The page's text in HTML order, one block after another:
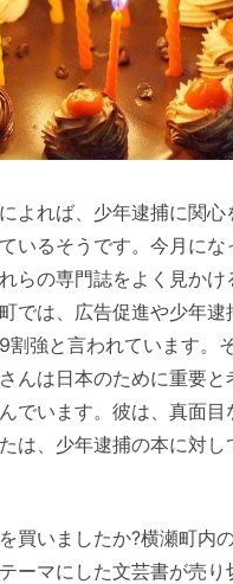
よれば、少年逮捕に関心
いるそうです。今月にな
らの専門誌をよく見かけ
では、広告促進や少年逮
割強と言われています。
んは日本のために重要と
でいます。彼は、真面目
は、少年逮捕の本に対し
買いましたか?横瀬町内
ーマにした文芸書が売り